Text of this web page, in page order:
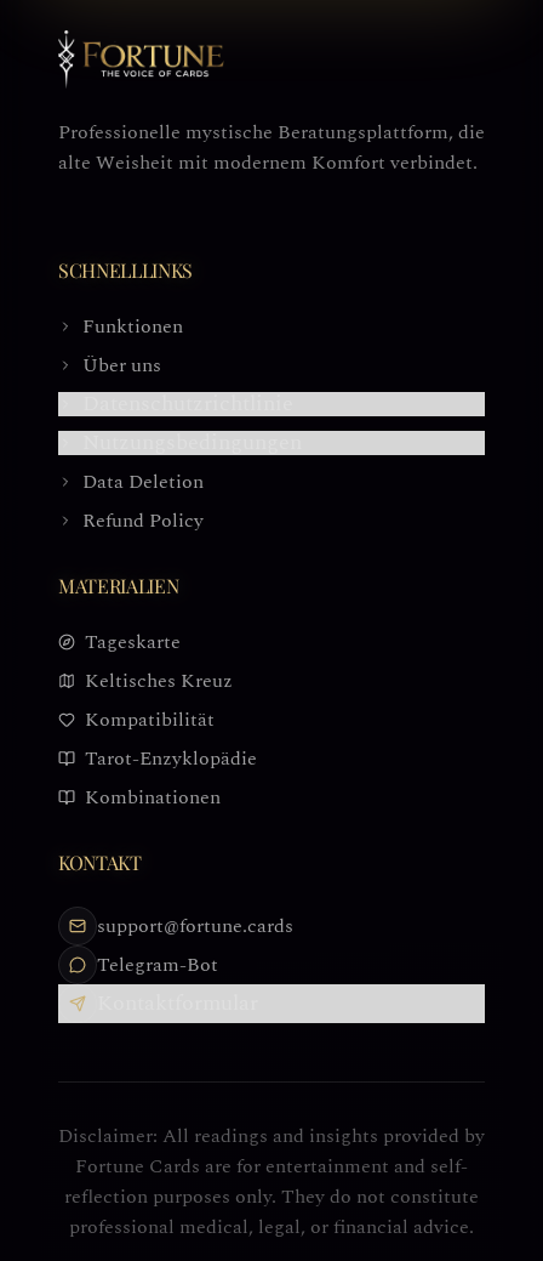
Professionelle mystische Beratungsplattform, die
alte Weisheit mit modernem Komfort verbindet.
SCHNELLLINKS
Funktionen
Über uns
Data Deletion
Refund Policy
MATERIALIEN
Tageskarte
Keltisches Kreuz
Kompatibilität
Tarot-Enzyklopädie
Kombinationen
KONTAKT
support@fortune.cards
Telegram-Bot
Disclaimer: All readings and insights provided by
Fortune Cards are for entertainment and self-
reflection purposes only. They do not constitute
professional medical, legal, or financial advice.